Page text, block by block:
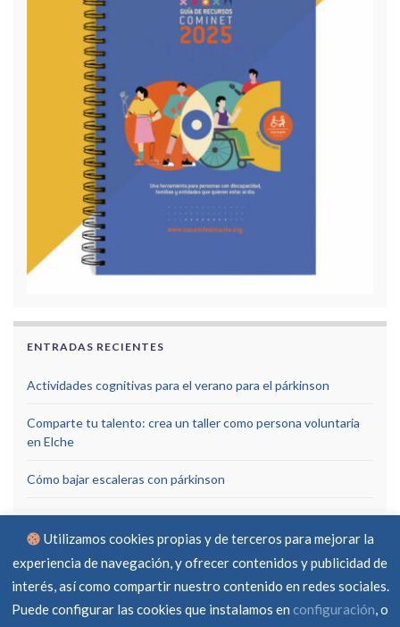
ENTRADAS RECIENTES
Actividades cognitivas para el verano para el párkinson
Comparte tu talento: crea un taller como persona voluntaria
en Elche
Cómo bajar escaleras con párkinson
Aviso Legal Política de privacidad
Política de cookies
Utilizamos cookies propias y de terceros para mejorar la
experiencia de navegación, y ofrecer contenidos y publicidad de
interés, así como compartir nuestro contenido en redes sociales.
Puede configurar las cookies que instalamos en configuración, o